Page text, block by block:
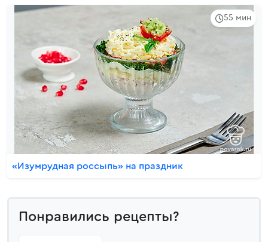
55 мин
«Изумрудная россыпь» на праздник
Понравились рецепты?